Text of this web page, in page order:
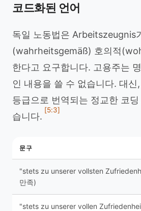
코드화된 언어
독일 노동법은 Arbeitszeugnis
(wahrheitsgemäß) 호의적
한다고 요구합니다. 고용주는
인 내용을 쓸 수 없습니다. 대신
등급으로 번역되는 정교한 코
습니다.
[5:3]
문구
"stets zu unserer vollsten
만족)
"stets zu unserer vollen